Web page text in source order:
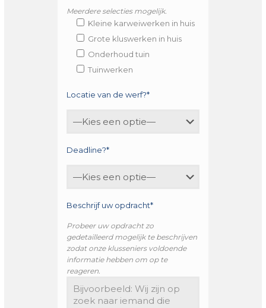
Meerdere selecties mogelijk.
Kleine karweiwerken in huis
Grote kluswerken in huis
Onderhoud tuin
Tuinwerken
Locatie van de werf?*
Deadline?*
Beschrijf uw opdracht*
Probeer uw opdracht zo
gedetailleerd mogelijk te beschrijven
zodat onze klusseniers voldoende
informatie hebben om op te
reageren.